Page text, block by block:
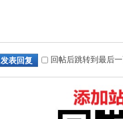
发表回复 回帖后跳转到最后